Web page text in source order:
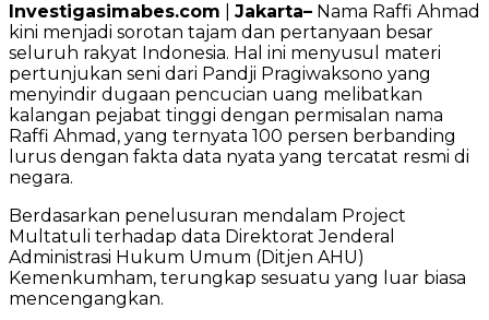
Investigasimabes.com
Jakarta– Nama Raffi Ahmad
kini menjadi sorotan tajam dan pertanyaan besar
seluruh rakyat Indonesia. Hal ini menyusul materi
pertunjukan seni dari Pandji Pragiwaksono yang
menyindir dugaan pencucian uang melibatkan
kalangan pejabat tinggi dengan permisalan nama
Raffi Ahmad, yang ternyata 100 persen berbanding
lurus dengan fakta data nyata yang tercatat resmi di
negara.
Berdasarkan penelusuran mendalam Project
Multatuli terhadap data Direktorat Jenderal
Administrasi Hukum Umum (Ditjen AHU)
Kemenkumham, terungkap sesuatu yang luar biasa
mencengangkan.